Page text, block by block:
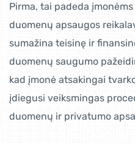
Pirma, tai padeda
duomenų apsaugos
sumažina teisinę ir
duomenų saugumo
kad įmonė atsakingai
įdiegusi veiksmingas
duomenų ir privatumo